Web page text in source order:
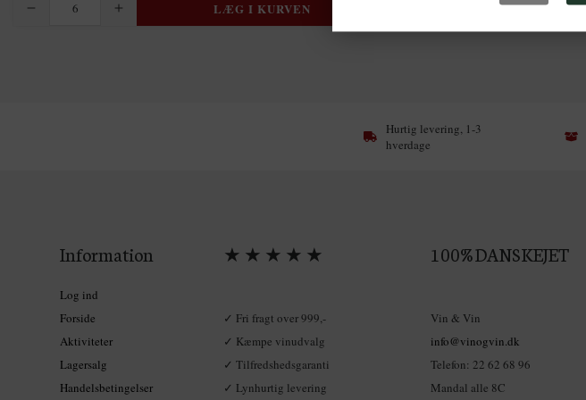
Hurtig levering, 1-3
hverdage
Information
Log ind
Forside
Aktiviteter
Lagersalg
Handelsbetingelser
★ ★ ★ ★ ★
✓ Fri fragt over 999,-
✓ Kæmpe vinudvalg
✓ Tilfredshedsgaranti
✓ Lynhurtig levering
100% DANSKEJET
Vin & Vin
info@vinogvin.dk
Telefon: 22 62 68 96
Mandal alle 8C